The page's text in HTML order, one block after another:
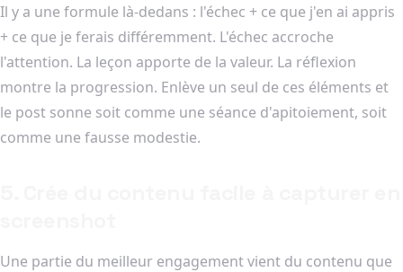
Il y a une formule là-dedans : l'échec + ce que j'en ai appris
+ ce que je ferais différemment. L'échec accroche
l'attention. La leçon apporte de la valeur. La réflexion
montre la progression. Enlève un seul de ces éléments et
le post sonne soit comme une séance d'apitoiement, soit
comme une fausse modestie.
Une partie du meilleur engagement vient du contenu que